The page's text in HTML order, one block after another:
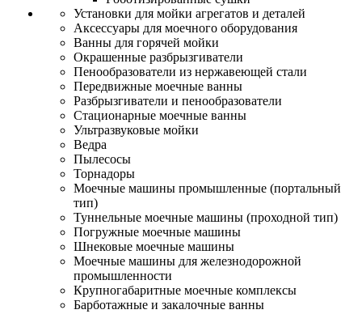
Установки для мойки агрегатов и деталей
Аксессуары для моечного оборудования
Ванны для горячей мойки
Окрашенные разбрызгиватели
Пенообразователи из нержавеющей стали
Передвижные моечные ванны
Разбрызгиватели и пенообразователи
Стационарные моечные ванны
Ультразвуковые мойки
Ведра
Пылесосы
Торнадоры
Моечные машины промышленные (портальный
тип)
Туннельные моечные машины (проходной тип)
Погружные моечные машины
Шнековые моечные машины
Моечные машины для железнодорожной
промышленности
Крупногабаритные моечные комплексы
Барботажные и закалочные ванны